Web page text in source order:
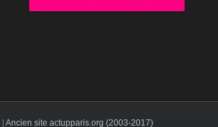
Ancien site actupparis.org (2003-2017)